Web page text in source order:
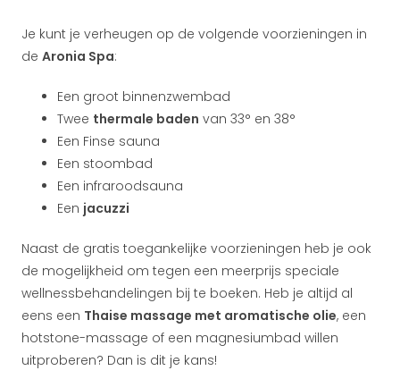
Je kunt je verheugen op de volgende voorzieningen in
de Aronia Spa:
Een groot binnenzwembad
Twee thermale baden van 33° en 38°
Een Finse sauna
Een stoombad
Een infraroodsauna
Een jacuzzi
Naast de gratis toegankelijke voorzieningen heb je ook
de mogelijkheid om tegen een meerprijs speciale
wellnessbehandelingen bij te boeken. Heb je altijd al
eens een Thaise massage met aromatische olie, een
hotstone-massage of een magnesiumbad willen
uitproberen? Dan is dit je kans!